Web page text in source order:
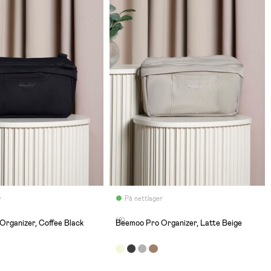
Coffee Black
På nettlager
(8)
Beemoo Pro Organizer, Latte Beige